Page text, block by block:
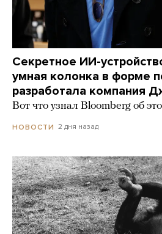
Секретное ИИ-
умная колонка в форме
разработала компания
Вот что узнал Bloomberg об
НОВОСТИ 2 дня назад